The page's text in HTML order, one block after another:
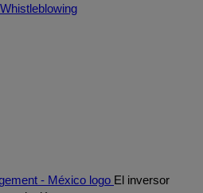
El inversor